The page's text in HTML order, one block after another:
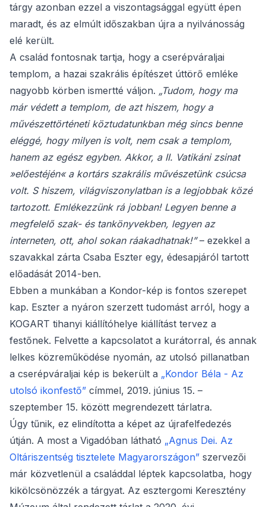
tárgy azonban ezzel a viszontagsággal együtt épen
maradt, és az elmúlt időszakban újra a nyilvánosság
elé került.
A család fontosnak tartja, hogy a cserépváraljai
templom, a hazai szakrális építészet úttörő emléke
nagyobb körben ismertté váljon. „Tudom, hogy ma
már védett a templom, de azt hiszem, hogy a
művészettörténeti köztudatunkban még sincs benne
eléggé, hogy milyen is volt, nem csak a templom,
hanem az egész egyben. Akkor, a II. Vatikáni zsinat
»előestéjén« a kortárs szakrális művészetünk csúcsa
volt. S hiszem, világviszonylatban is a legjobbak közé
tartozott. Emlékezzünk rá jobban! Legyen benne a
megfelelő szak- és tankönyvekben, legyen az
interneten, ott, ahol sokan ráakadhatnak!”– ezekkel a
szavakkal zárta Csaba Eszter egy, édesapjáról tartott
előadását 2014-ben.
Ebben a munkában a Kondor-kép is fontos szerepet
kap. Eszter a nyáron szerzett tudomást arról, hogy a
KOGART tihanyi kiállítóhelye kiállítást tervez a
festőnek. Felvette a kapcsolatot a kurátorral, és annak
lelkes közreműködése nyomán, az utolsó pillanatban
a cserépváraljai kép is bekerült a „Kondor Béla - Az
utolsó ikonfestő” címmel, 2019. június 15. –
szeptember 15. között megrendezett tárlatra.
Úgy tűnik, ez elindította a képet az újrafelfedezés
útján. A most a Vigadóban látható „Agnus Dei. Az
Oltáriszentség tisztelete Magyarországon” szervezői
már közvetlenül a családdal léptek kapcsolatba, hogy
kikölcsönözzék a tárgyat. Az esztergomi Keresztény